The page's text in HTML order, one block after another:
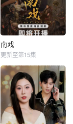
南戏
更新至第15集